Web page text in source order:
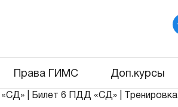
Права ГИМС Доп.курсы
Билет 6 ПДД «СД» Тренировка